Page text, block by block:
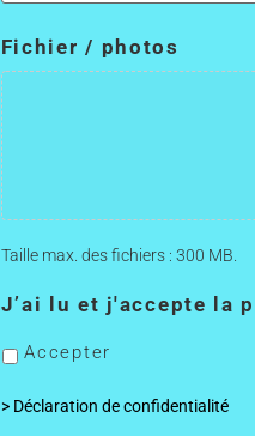
Fichier / photos
Taille max. des fichiers : 300 MB.
J’ai lu et j'accepte la
Accepter
> Déclaration de confidentialité